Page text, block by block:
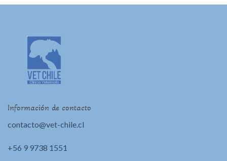
Información de contacto
contacto@vet-chile.cl
+56 9 9738 1551